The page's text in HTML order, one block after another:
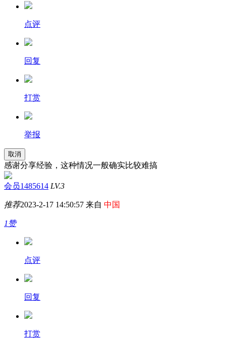
点评
回复
打赏
举报
取消
感谢分享经验，这种情况一般确实比较难搞
会员1485614 LV.3
推荐2023-2-17 14:50:57 来自 中国
1赞
点评
回复
打赏